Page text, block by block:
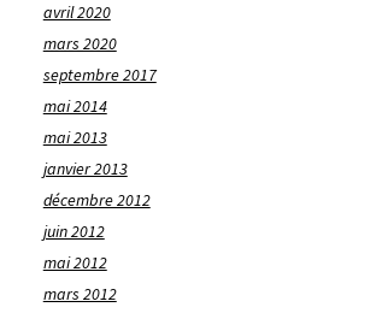
avril 2020
mars 2020
septembre 2017
mai 2014
mai 2013
janvier 2013
décembre 2012
juin 2012
mai 2012
mars 2012